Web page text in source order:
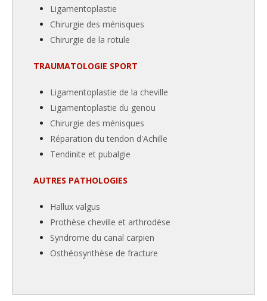
Ligamentoplastie
Chirurgie des ménisques
Chirurgie de la rotule
TRAUMATOLOGIE SPORT
Ligamentoplastie de la cheville
Ligamentoplastie du genou
Chirurgie des ménisques
Réparation du tendon d'Achille
Tendinite et pubalgie
AUTRES PATHOLOGIES
Hallux valgus
Prothèse cheville et arthrodèse
Syndrome du canal carpien
Osthéosynthèse de fracture